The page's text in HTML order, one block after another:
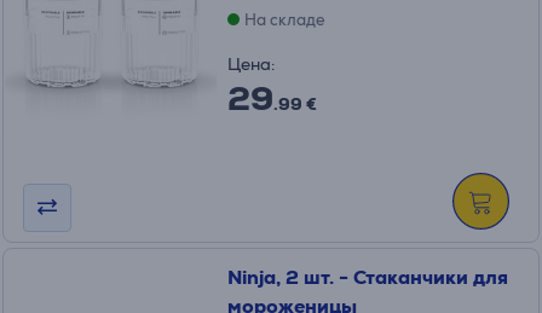
На складе
Цена:
29.99 €
Ninja, 2 шт. - Стаканчики для
мороженицы